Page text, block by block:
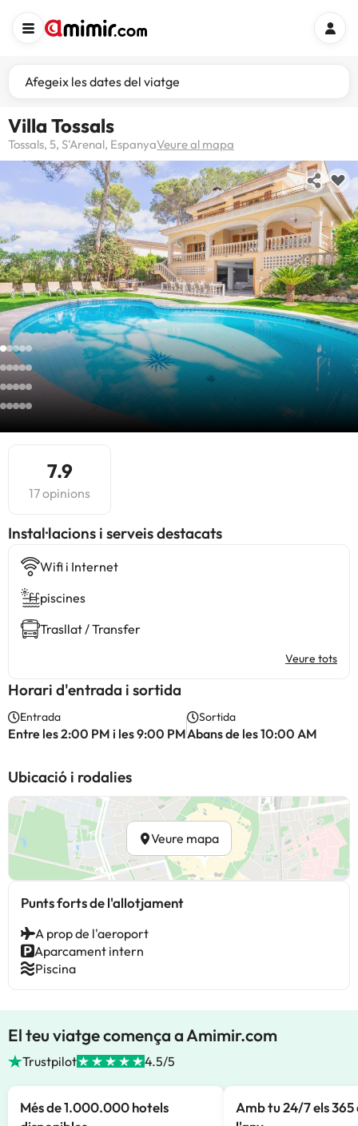
Afegeix les dates del viatge
Villa Tossals
Tossals, 5, S'Arenal, EspanyaVeure al mapa
7.9
17 opinions
Instal·lacions i serveis destacats
Wifi i Internet
piscines
Trasllat / Transfer
Veure tots
Horari d'entrada i sortida
Entrada
Entre les 2:00 PM i les 9:00 PM
Sortida
Abans de les 10:00 AM
Ubicació i rodalies
Veure mapa
Punts forts de l'allotjament
A prop de l'aeroport
Aparcament intern
Piscina
El teu viatge comença a Amimir.com
Trustpilot 4.5/5
Més de 1.000.000 hotels
Amb tu 24/7 els 365